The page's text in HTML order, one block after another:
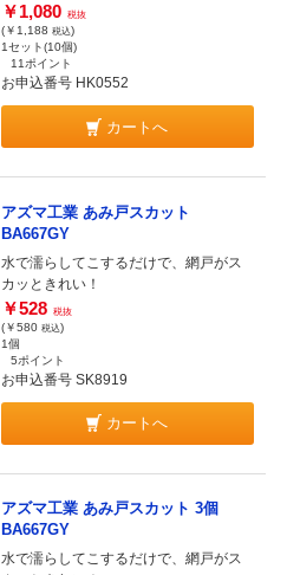
￥1,080 税抜
(￥1,188 税込)
1セット(10個)
11ポイント
お申込番号 HK0552
カートへ
アズマ工業 あみ戸スカット
BA667GY
水で濡らしてこするだけで、網戸がス
カッときれい！
￥528 税抜
(￥580 税込)
1個
5ポイント
お申込番号 SK8919
カートへ
アズマ工業 あみ戸スカット 3個
BA667GY
水で濡らしてこするだけで、網戸がス